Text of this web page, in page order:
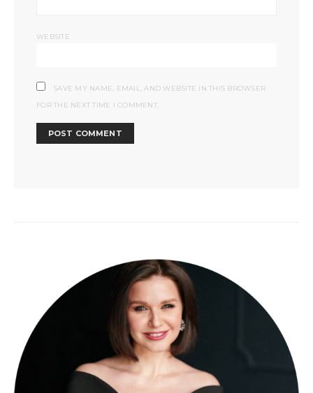
WEBSITE
SAVE MY NAME, EMAIL, AND WEBSITE IN THIS BROWSER
FOR THE NEXT TIME I COMMENT.